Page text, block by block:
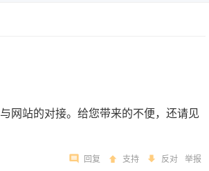
网站的对接。给您带来的不便，还请见
举报
回复 支持 反对